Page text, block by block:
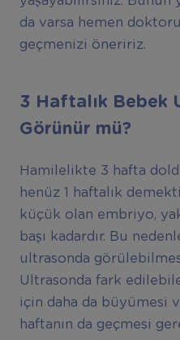
da varsa hemen
geçmenizi öneririz.
3 Haftalık Bebek
Görünür mü?
Hamilelikte 3 hafta
henüz 1 haftalık
küçük olan embriyo,
başı kadardır. Bu
ultrasonda
Ultrasonda fark
için daha da büyümesi
haftanın da geçmesi